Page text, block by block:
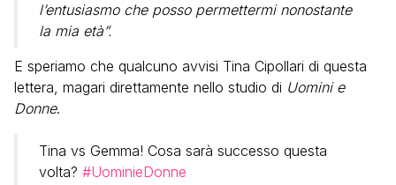
l’entusiasmo che posso permettermi nonostante
la mia età”.
E speriamo che qualcuno avvisi Tina Cipollari di questa
lettera, magari direttamente nello studio di Uomini e
Donne.
Tina vs Gemma! Cosa sarà successo questa
volta? #UominieDonne